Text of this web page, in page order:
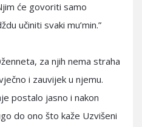
će govoriti samo
učiniti svaki mu’min.”
za njih nema straha
i zauvijek u njemu.
postalo jasno i nakon
do ono što kaže Uzvišeni